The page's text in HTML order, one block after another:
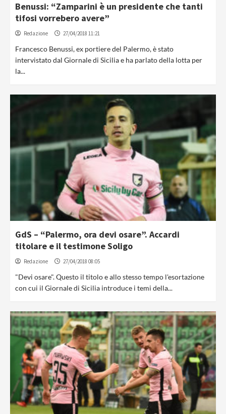
Benussi: “Zamparini è un presidente che tanti
tifosi vorrebero avere”
Redazione 27/04/2018 11:21
Francesco Benussi, ex portiere del Palermo, è stato
intervistato dal Giornale di Sicilia e ha parlato della lotta per
la...
GdS – “Palermo, ora devi osare”. Accardi
titolare e il testimone Soligo
Redazione 27/04/2018 08:05
"Devi osare". Questo il titolo e allo stesso tempo l'esortazione
con cui il Giornale di Sicilia introduce i temi della...